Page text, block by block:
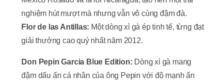
nghiệm hút mượt mà nhưng vẫn vô cùng đậm đà.
Flor de las Antillas: Một dòng xì gà ép tinh tế, từng đạt
giải thưởng cao quý nhất năm 2012.
Don Pepin Garcia Blue Edition: Dòng xì gà mang
đậm dấu ấn cá nhân của ông Pepin với độ mạnh ấn